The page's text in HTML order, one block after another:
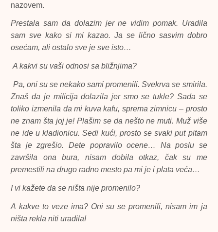
nazovem.
Prestala sam da dolazim jer ne vidim pomak. Uradila
sam sve kako si mi kazao. Ja se lično sasvim dobro
osećam, ali ostalo sve je sve isto…
A kakvi su vaši odnosi sa bližnjima?
Pa, oni su se nekako sami promenili. Svekrva se smirila.
Znaš da je milicija dolazila jer smo se tukle? Sada se
toliko izmenila da mi kuva kafu, sprema zimnicu – prosto
ne znam šta joj je! Plašim se da nešto ne muti. Muž više
ne ide u kladionicu. Sedi kući, prosto se svaki put pitam
šta je zgrešio. Dete popravilo ocene… Na poslu se
završila ona bura, nisam dobila otkaz, čak su me
premestili na drugo radno mesto pa mi je i plata veća…
I vi kažete da se ništa nije promenilo?
A kakve to veze ima? Oni su se promenili, nisam im ja
ništa rekla niti uradila!